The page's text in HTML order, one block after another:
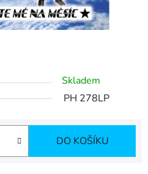
Skladem
PH 278LP
DO KOŠÍKU